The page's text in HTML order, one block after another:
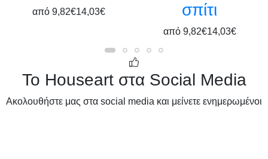
από 9,82€14,03€
σπίτι
από 9,82€14,03€
Το Houseart στα Social Media
Ακολουθήστε μας στα social media και μείνετε ενημερωμένοι